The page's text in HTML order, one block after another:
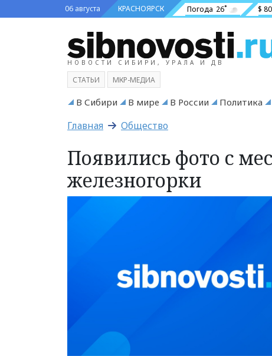
06 августа КРАСНОЯРСК Погода 26˚ $
НОВОСТИ СИБИРИ, УРАЛА И ДВ
СТАТЬИ МКР-МЕДИА
В Сибири В мире В России Политика
Главная Общество
Появились фото с
железногорки